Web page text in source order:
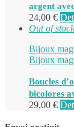
argent
24,00 €
Out of stock
Bijoux
Bijoux
Boucles
bicolores
29,00 €